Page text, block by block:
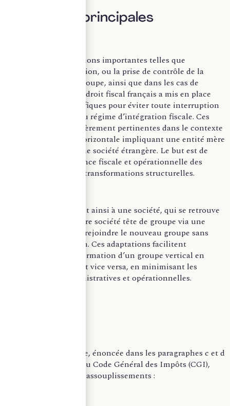
I) Mesures principales
Lors de restructurations importantes telles que
l’absorption, la scission, ou la prise de contrôle de la
société mère d’un groupe, ainsi que dans les cas de
scission partielle, le droit fiscal français a mis en place
des dispositifs spécifiques pour éviter toute interruption
dans l’application du régime d’intégration fiscale. Ces
règles sont particulièrement pertinentes dans le contexte
d’une intégration horizontale impliquant une entité mère
non-résidente ou une société étrangère. Le but est de
maintenir la cohérence fiscale et opérationnelle des
groupes, malgré les transformations structurelles.
La législation permet ainsi à une société, qui se retrouve
détenue par une autre société tête de groupe via une
entité étrangère, de rejoindre le nouveau groupe sans
période de transition. Ces adaptations facilitent
également la transformation d’un groupe vertical en
groupe horizontal, et vice versa, en minimisant les
perturbations administratives et opérationnelles.
La mesure principale, énoncée dans les paragraphes c et d
de l’article 223 L, 6 du Code Général des Impôts (CGI),
comprend plusieurs assouplissements :